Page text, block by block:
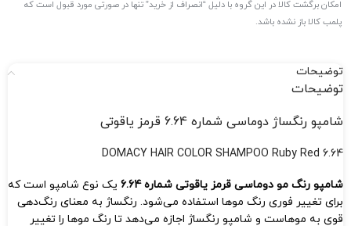
امکان برگشت کالا در این گروه با دلیل “انصراف از خرید” تنها در صورتی مورد قبول است که
پلمب کالا باز نشده باشد.
توضیحات
توضیحات
شامپو رنگساژ دوماسی شماره 6.64 قرمز یاقوتی
DOMACY HAIR COLOR SHAMPOO Ruby Red 6.64
شامپو رنگ مو دوماسی قرمز یاقوتی شماره 6.64
یک نوع شامپو است که
برای تغییر فوری رنگ موها استفاده می‌شود. رنگساژ به معنای رنگ‌دهی
قوی به موهاست و شامپو رنگساژ اجازه می‌دهد تا رنگ موها را تغییر